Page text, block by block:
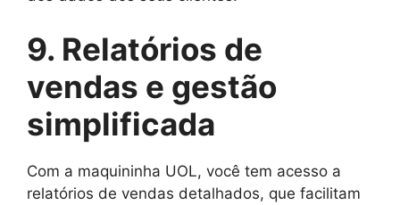
9. Relatórios de
vendas e gestão
simplificada
Com a maquininha UOL, você tem acesso a
relatórios de vendas detalhados, que facilitam